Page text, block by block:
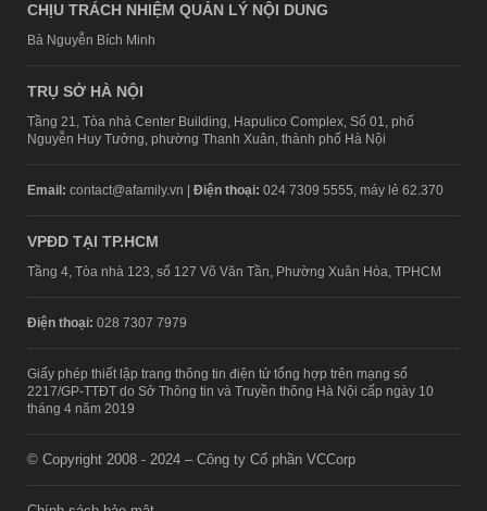
CHỊU TRÁCH NHIỆM QUẢN LÝ NỘI DUNG
Bà Nguyễn Bích Minh
TRỤ SỞ HÀ NỘI
Tầng 21, Tòa nhà Center Building, Hapulico Complex, Số 01, phố
Nguyễn Huy Tưởng, phường Thanh Xuân, thành phố Hà Nội
Email: contact@afamily.vn | Điện thoại: 024 7309 5555, máy lẻ 62.370
VPĐD TẠI TP.HCM
Tầng 4, Tòa nhà 123, số 127 Võ Văn Tần, Phường Xuân Hòa, TPHCM
Điện thoại: 028 7307 7979
Giấy phép thiết lập trang thông tin điện tử tổng hợp trên mạng số
2217/GP-TTĐT do Sở Thông tin và Truyền thông Hà Nội cấp ngày 10
tháng 4 năm 2019
© Copyright 2008 - 2024 – Công ty Cổ phần VCCorp